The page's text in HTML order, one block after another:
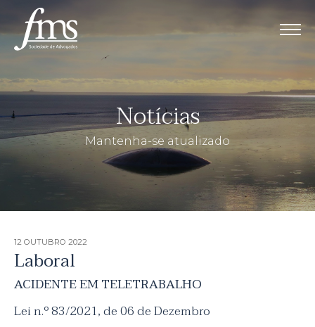
Notícias
Mantenha-se atualizado
12 OUTUBRO 2022
Laboral
ACIDENTE EM TELETRABALHO
Lei n.º 83/2021, de 06 de Dezembro